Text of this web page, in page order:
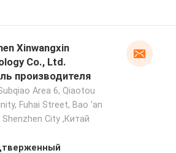
Xinwangxin
Co., Ltd.
производителя
Area 6, Qiaotou
Fuhai Street, Bao 'an
City ,Китай